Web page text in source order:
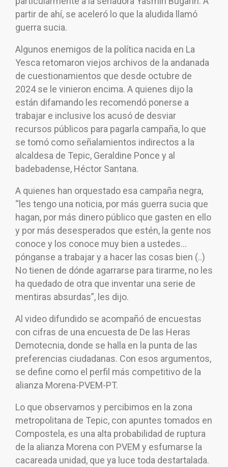
partir de ahí, se aceleró lo que la aludida llamó
guerra sucia.
Algunos enemigos de la política nacida en La
Yesca retomaron viejos archivos de la andanada
de cuestionamientos que desde octubre de
2024 se le vinieron encima. A quienes dijo la
están difamando les recomendó ponerse a
trabajar e inclusive los acusó de desviar
recursos públicos para pagarla campaña, lo que
se tomó como señalamientos indirectos a la
alcaldesa de Tepic, Geraldine Ponce y al
badebadense, Héctor Santana.
A quienes han orquestado esa campaña negra,
“les tengo una noticia, por más guerra sucia que
hagan, por más dinero público que gasten en ello
y por más desesperados que estén, la gente nos
conoce y los conoce muy bien a ustedes…
pónganse a trabajar y a hacer las cosas bien (..)
No tienen de dónde agarrarse para tirarme, no les
ha quedado de otra que inventar una serie de
mentiras absurdas”, les dijo.
Al video difundido se acompañó de encuestas
con cifras de una encuesta de De las Heras
Demotecnia, donde se halla en la punta de las
preferencias ciudadanas. Con esos argumentos,
se define como el perfil más competitivo de la
alianza Morena-PVEM-PT.
Lo que observamos y percibimos en la zona
metropolitana de Tepic, con apuntes tomados en
Compostela, es una alta probabilidad de ruptura
de la alianza Morena con PVEM y esfumarse la
cacareada unidad, que ya luce toda destartalada.